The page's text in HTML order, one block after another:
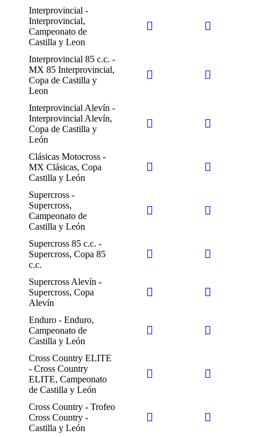
Interprovincial -
Interprovincial,
Campeonato de
Castilla y Leon
Interprovincial 85 c.c. -
MX 85 Interprovincial,
Copa de Castilla y
Leon
Interprovincial Alevín -
Interprovincial Alevín,
Copa de Castilla y
León
Clásicas Motocross -
MX Clásicas, Copa
Castilla y León
Supercross -
Supercross,
Campeonato de
Castilla y León
Supercross 85 c.c. -
Supercross, Copa 85
c.c.
Supercross Alevín -
Supercross, Copa
Alevín
Enduro - Enduro,
Campeonato de
Castilla y León
Cross Country ELITE
- Cross Country
ELITE, Campeonato
de Castilla y León
Cross Country - Trofeo
Cross Country -
Castilla y León